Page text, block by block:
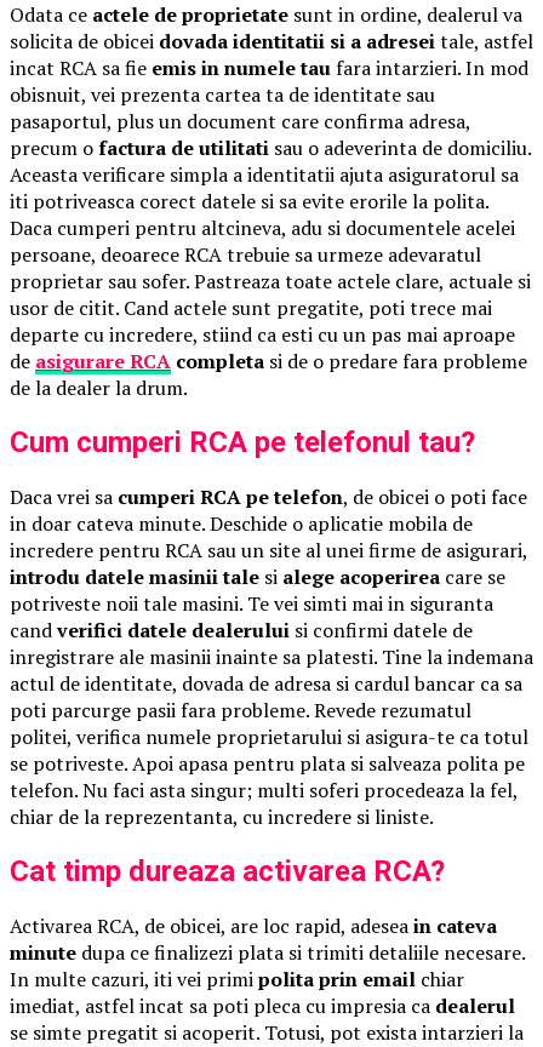
Odata ce actele de proprietate sunt in ordine, dealerul va
solicita de obicei dovada identitatii si a adreseitale, astfel
incat RCA sa fie emis in numele taufara intarzieri. In mod
obisnuit, vei prezenta cartea ta de identitate sau
pasaportul, plus un document care confirma adresa,
precum ofactura de utilitati sau o adeverinta de domiciliu.
Aceasta verificare simpla a identitatii ajuta asiguratorul sa
iti potriveasca corect datele si sa evite erorile la polita.
Daca cumperi pentru altcineva, adu si documentele acelei
persoane, deoarece RCA trebuie sa urmeze adevaratul
proprietar sau sofer. Pastreaza toate actele clare, actuale si
usor de citit. Cand actele sunt pregatite, poti trece mai
departe cu incredere, stiind ca esti cu un pas mai aproape
de asigurare RCA completa si de o predare fara probleme
de la dealer la drum.
Cum cumperi RCA pe telefonul tau?
Daca vrei sa cumperi RCA pe telefon, de obicei o poti face
in doar cateva minute. Deschide o aplicatie mobila de
incredere pentru RCA sau un site al unei firme de asigurari,
introdu datele masinii tale si alege acoperirea care se
potriveste noii tale masini. Te vei simti mai in siguranta
candverifici datele dealerului si confirmi datele de
inregistrare ale masinii inainte sa platesti. Tine la indemana
actul de identitate, dovada de adresa si cardul bancar ca sa
poti parcurge pasii fara probleme. Revede rezumatul
politei, verifica numele proprietarului si asigura-te ca totul
se potriveste. Apoi apasa pentru plata si salveaza polita pe
telefon. Nu faci asta singur; multi soferi procedeaza la fel,
chiar de la reprezentanta, cu incredere si liniste.
Cat timp dureaza activarea RCA?
Activarea RCA, de obicei, are loc rapid, adeseain cateva
minute dupa ce finalizezi plata si trimiti detaliile necesare.
In multe cazuri, iti vei primipolita prin email chiar
imediat, astfel incat sa poti pleca cu impresia ca dealerul
se simte pregatit si acoperit. Totusi, pot exista intarzieri la